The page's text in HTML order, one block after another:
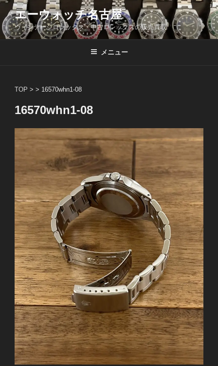
コ
ン
テ
ン
エーウォッチ名古屋
ヴィンテージロレックス・中古ロレックスの販売買取
メニュー
TOP > > 16570whn1-08
16570whn1-08